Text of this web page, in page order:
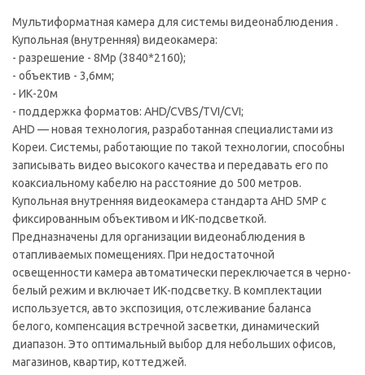
Мультиформатная камера для системы видеонаблюдения .
Купольная (внутренняя) видеокамера:
- разрешение - 8Mp (3840*2160);
- объектив - 3,6мм;
- ИК-20м
- поддержка форматов: AHD/CVBS/TVI/CVI;
AHD — новая технология, разработанная специалистами из
Кореи. Системы, работающие по такой технологии, способны
записывать видео высокого качества и передавать его по
коаксиальному кабелю на расстояние до 500 метров.
Купольная внутренняя видеокамера стандарта AHD 5МР с
фиксированным объективом и ИК-подсветкой.
Предназначены для организации видеонаблюдения в
отапливаемых помещениях. При недостаточной
освещенности камера автоматически переключается в черно-
белый режим и включает ИК-подсветку. В комплектации
используется, авто экспозиция, отслеживание баланса
белого, компенсация встречной засветки, динамический
диапазон. Это оптимальный выбор для небольших офисов,
магазинов, квартир, коттеджей.